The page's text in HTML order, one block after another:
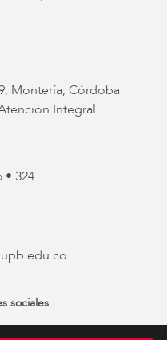
Montería, Córdoba
Integral
• 324
sociales